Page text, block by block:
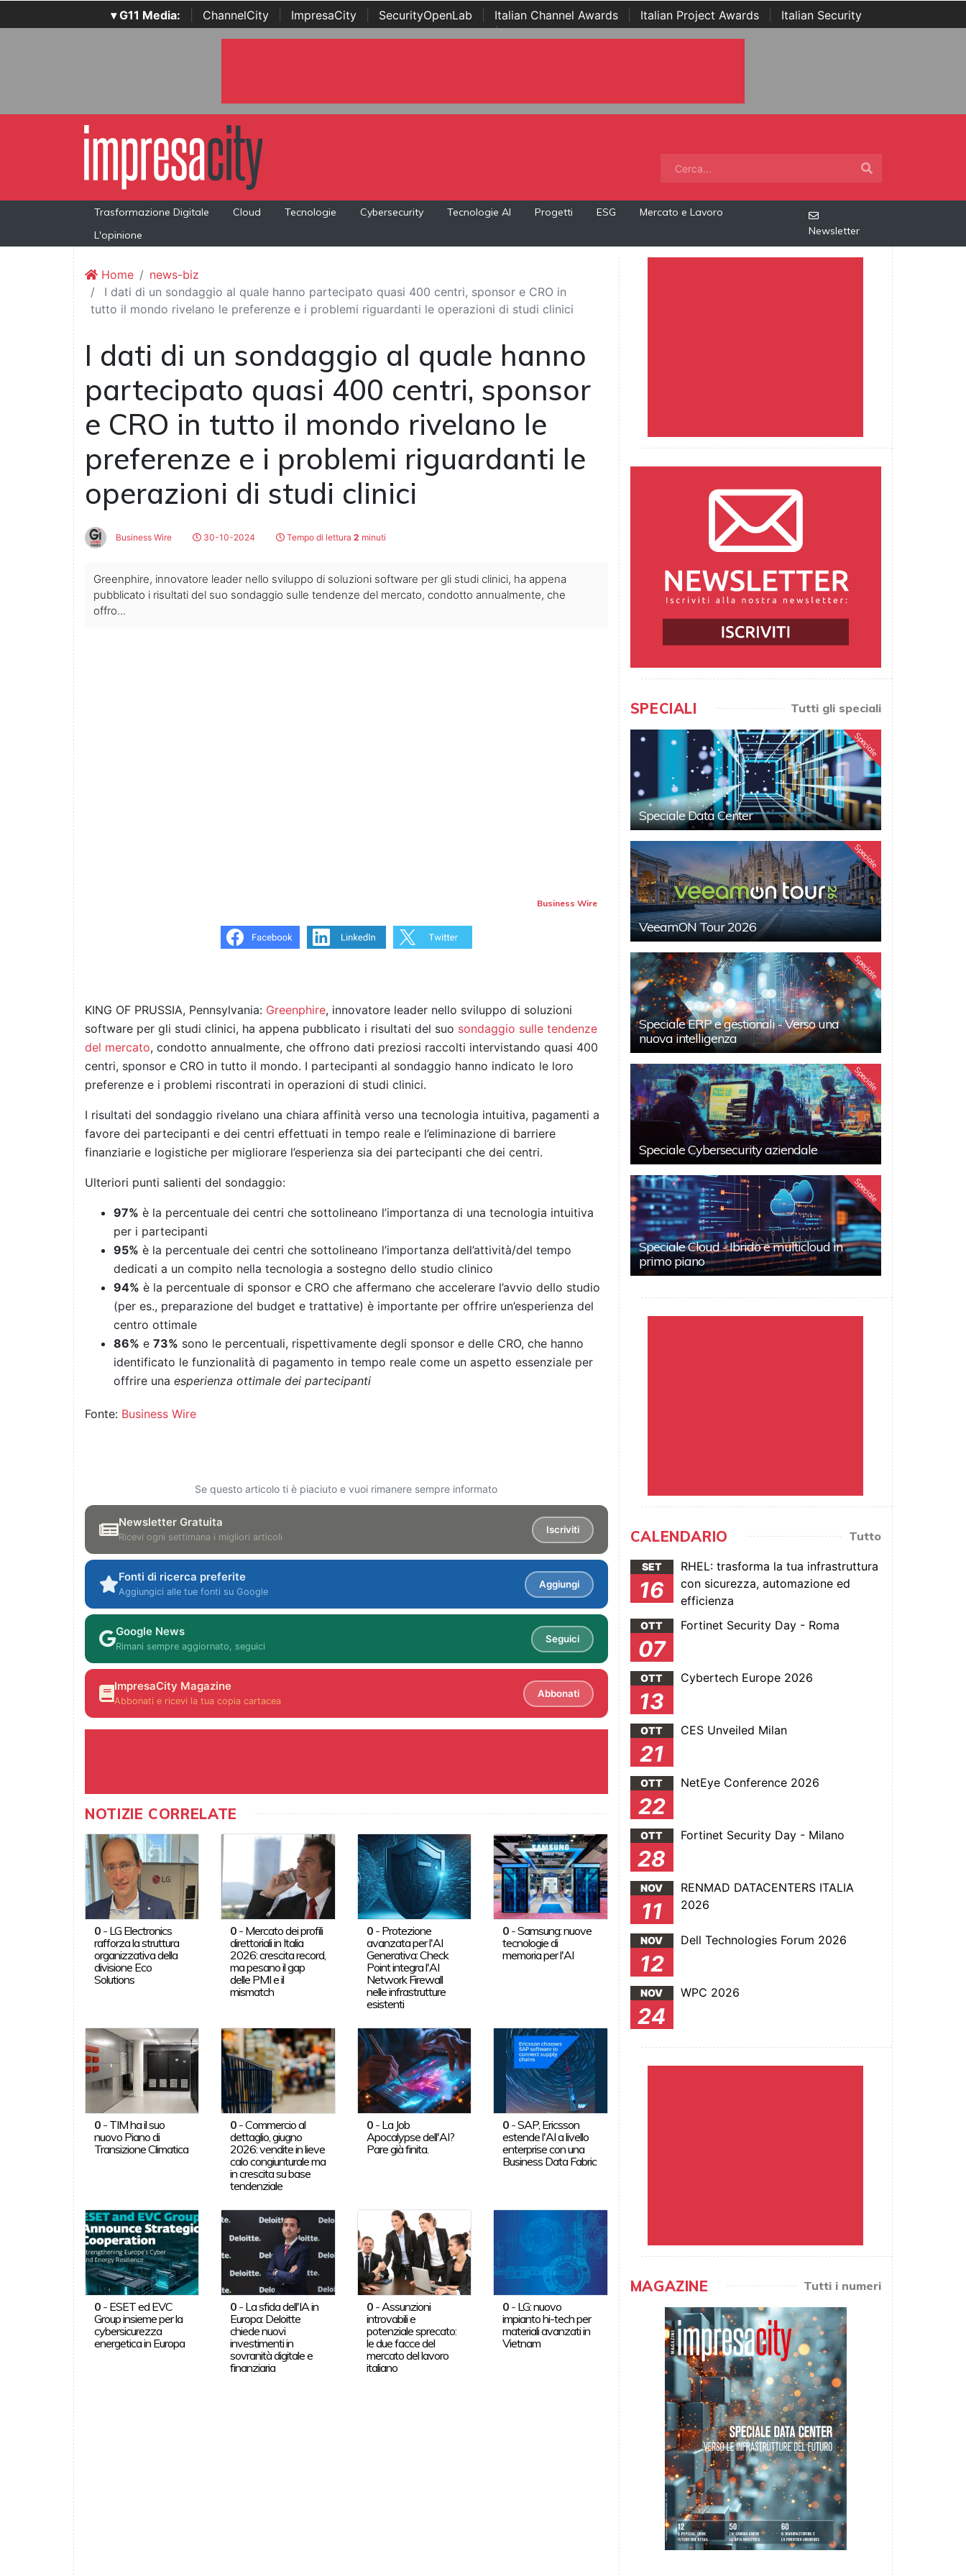
▾ G11 Media: ChannelCity ImpresaCity SecurityOpenLab Italian Channel Awards Italian Project Awards
Italian Security
Awards | ...
Trasformazione Digitale Cloud Tecnologie Cybersecurity Tecnologie AI Progetti ESG
Mercato e Lavoro
L'opinione
Newsletter
Home
news-biz
I dati di un sondaggio al quale hanno partecipato quasi 400 centri, sponsor e CRO in
tutto il mondo rivelano le preferenze e i problemi riguardanti le operazioni di studi clinici
I dati di un sondaggio al quale hanno
partecipato quasi 400 centri, sponsor
e CRO in tutto il mondo rivelano le
preferenze e i problemi riguardanti le
operazioni di studi clinici
Business Wire 30-10-2024 Tempo di lettura 2 minuti
Greenphire, innovatore leader nello sviluppo di soluzioni software per gli studi clinici, ha appena
pubblicato i risultati del suo sondaggio sulle tendenze del mercato, condotto annualmente, che
offro...
Business Wire
KING OF PRUSSIA, Pennsylvania: Greenphire, innovatore leader nello sviluppo di soluzioni
software per gli studi clinici, ha appena pubblicato i risultati del suo sondaggio sulle tendenze
del mercato, condotto annualmente, che offrono dati preziosi raccolti intervistando quasi 400
centri, sponsor e CRO in tutto il mondo. I partecipanti al sondaggio hanno indicato le loro
preferenze e i problemi riscontrati in operazioni di studi clinici.
I risultati del sondaggio rivelano una chiara affinità verso una tecnologia intuitiva, pagamenti a
favore dei partecipanti e dei centri effettuati in tempo reale e l’eliminazione di barriere
finanziarie e logistiche per migliorare l’esperienza sia dei partecipanti che dei centri.
Ulteriori punti salienti del sondaggio:
97% è la percentuale dei centri che sottolineano l’importanza di una tecnologia intuitiva
per i partecipanti
95% è la percentuale dei centri che sottolineano l’importanza dell’attività/del tempo
dedicati a un compito nella tecnologia a sostegno dello studio clinico
94% è la percentuale di sponsor e CRO che affermano che accelerare l’avvio dello studio
(per es., preparazione del budget e trattative) è importante per offrire un’esperienza del
centro ottimale
86% e 73% sono le percentuali, rispettivamente degli sponsor e delle CRO, che hanno
identificato le funzionalità di pagamento in tempo reale come un aspetto essenziale per
offrire una esperienza ottimale dei partecipanti
Fonte: Business Wire
Se questo articolo ti è piaciuto e vuoi rimanere sempre informato
Newsletter Gratuita
Ricevi ogni settimana i migliori articoli
Iscriviti
Fonti di ricerca preferite
Aggiungici alle tue fonti su Google
Aggiungi
Google News
Rimani sempre aggiornato, seguici
Seguici
ImpresaCity Magazine
Abbonati e ricevi la tua copia cartacea
Abbonati
NOTIZIE CORRELATE
0- LG Electronics
rafforza la struttura
organizzativa della
divisione Eco
Solutions
0 - Mercato dei profili
direttoriali in Italia
2026: crescita record,
ma pesano il gap
delle PMI e il
mismatch
0- Protezione
avanzata per l'AI
Generativa: Check
Point integra l'AI
Network Firewall
nelle infrastrutture
esistenti
0 -Samsung: nuove
tecnologie di
memoria per l'AI
0- TIM ha il suo
nuovo Piano di
Transizione Climatica
0 -Commercio al
dettaglio, giugno
2026: vendite in lieve
calo congiunturale ma
in crescita su base
tendenziale
0- La Job
Apocalypse dell'AI?
Pare già finita.
0 -SAP, Ericsson
estende l'AI a livello
enterprise con una
Business Data Fabric
0- ESET ed EVC
Group insieme per la
cybersicurezza
energetica in Europa
0 - La sfida dell'IA in
Europa: Deloitte
chiede nuovi
investimenti in
sovranità digitale e
finanziaria
0- Assunzioni
introvabili e
potenziale sprecato:
le due facce del
mercato del lavoro
italiano
0 - LG: nuovo
impianto hi-tech per
materiali avanzati in
Vietnam
SPECIALI Tutti gli speciali
Speciale
Speciale Data Center
Speciale
VeeamON Tour 2026
Speciale
Speciale ERP e gestionali - Verso una
nuova intelligenza
Speciale
Speciale Cybersecurity aziendale
Speciale
Speciale Cloud - Ibrido e multicloud in
primo piano
CALENDARIO Tutto
SET
16
RHEL: trasforma la tua infrastruttura
con sicurezza, automazione ed
efficienza
OTT
07
Fortinet Security Day - Roma
OTT
13
Cybertech Europe 2026
OTT
21
CES Unveiled Milan
OTT
22
NetEye Conference 2026
OTT
28
Fortinet Security Day - Milano
NOV
11
RENMAD DATACENTERS ITALIA
2026
NOV
12
Dell Technologies Forum 2026
NOV
24
WPC 2026
MAGAZINE Tutti i numeri